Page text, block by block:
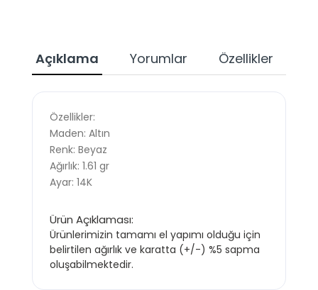
Açıklama Yorumlar Özellikler
Özellikler:
Maden: Altın
Renk: Beyaz
Ağırlık: 1.61 gr
Ayar: 14K
Ürün Açıklaması:
Ürünlerimizin tamamı el yapımı olduğu için
belirtilen ağırlık ve karatta (+/-) %5 sapma
oluşabilmektedir.